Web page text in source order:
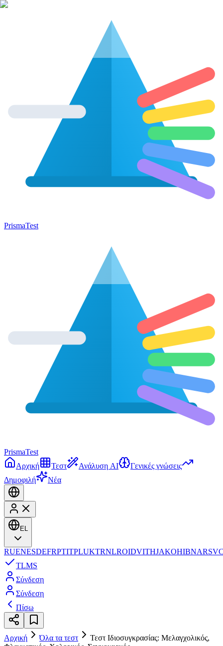
PrismaTest
PrismaTest
Αρχική
Τεστ Ανάλυση AI
Γενικές γνώσεις
Δημοφιλή
Νέα
EL
RUENESDEFRPTITPLUKTRNLROIDVITHJAKOHIBNARSV
TLMS
Σύνδεση
Σύνδεση
Πίσω
Αρχική Όλα τα τεστ
Τεστ Ιδιοσυγκρασίας: Μελαγχολικός,